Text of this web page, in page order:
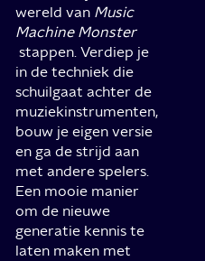
wereld van Music
Machine Monster
stappen. Verdiep je
in de techniek die
schuilgaat achter de
muziekinstrumenten,
bouw je eigen versie
en ga de strijd aan
met andere spelers.
Een mooie manier
om de nieuwe
generatie kennis te
laten maken met